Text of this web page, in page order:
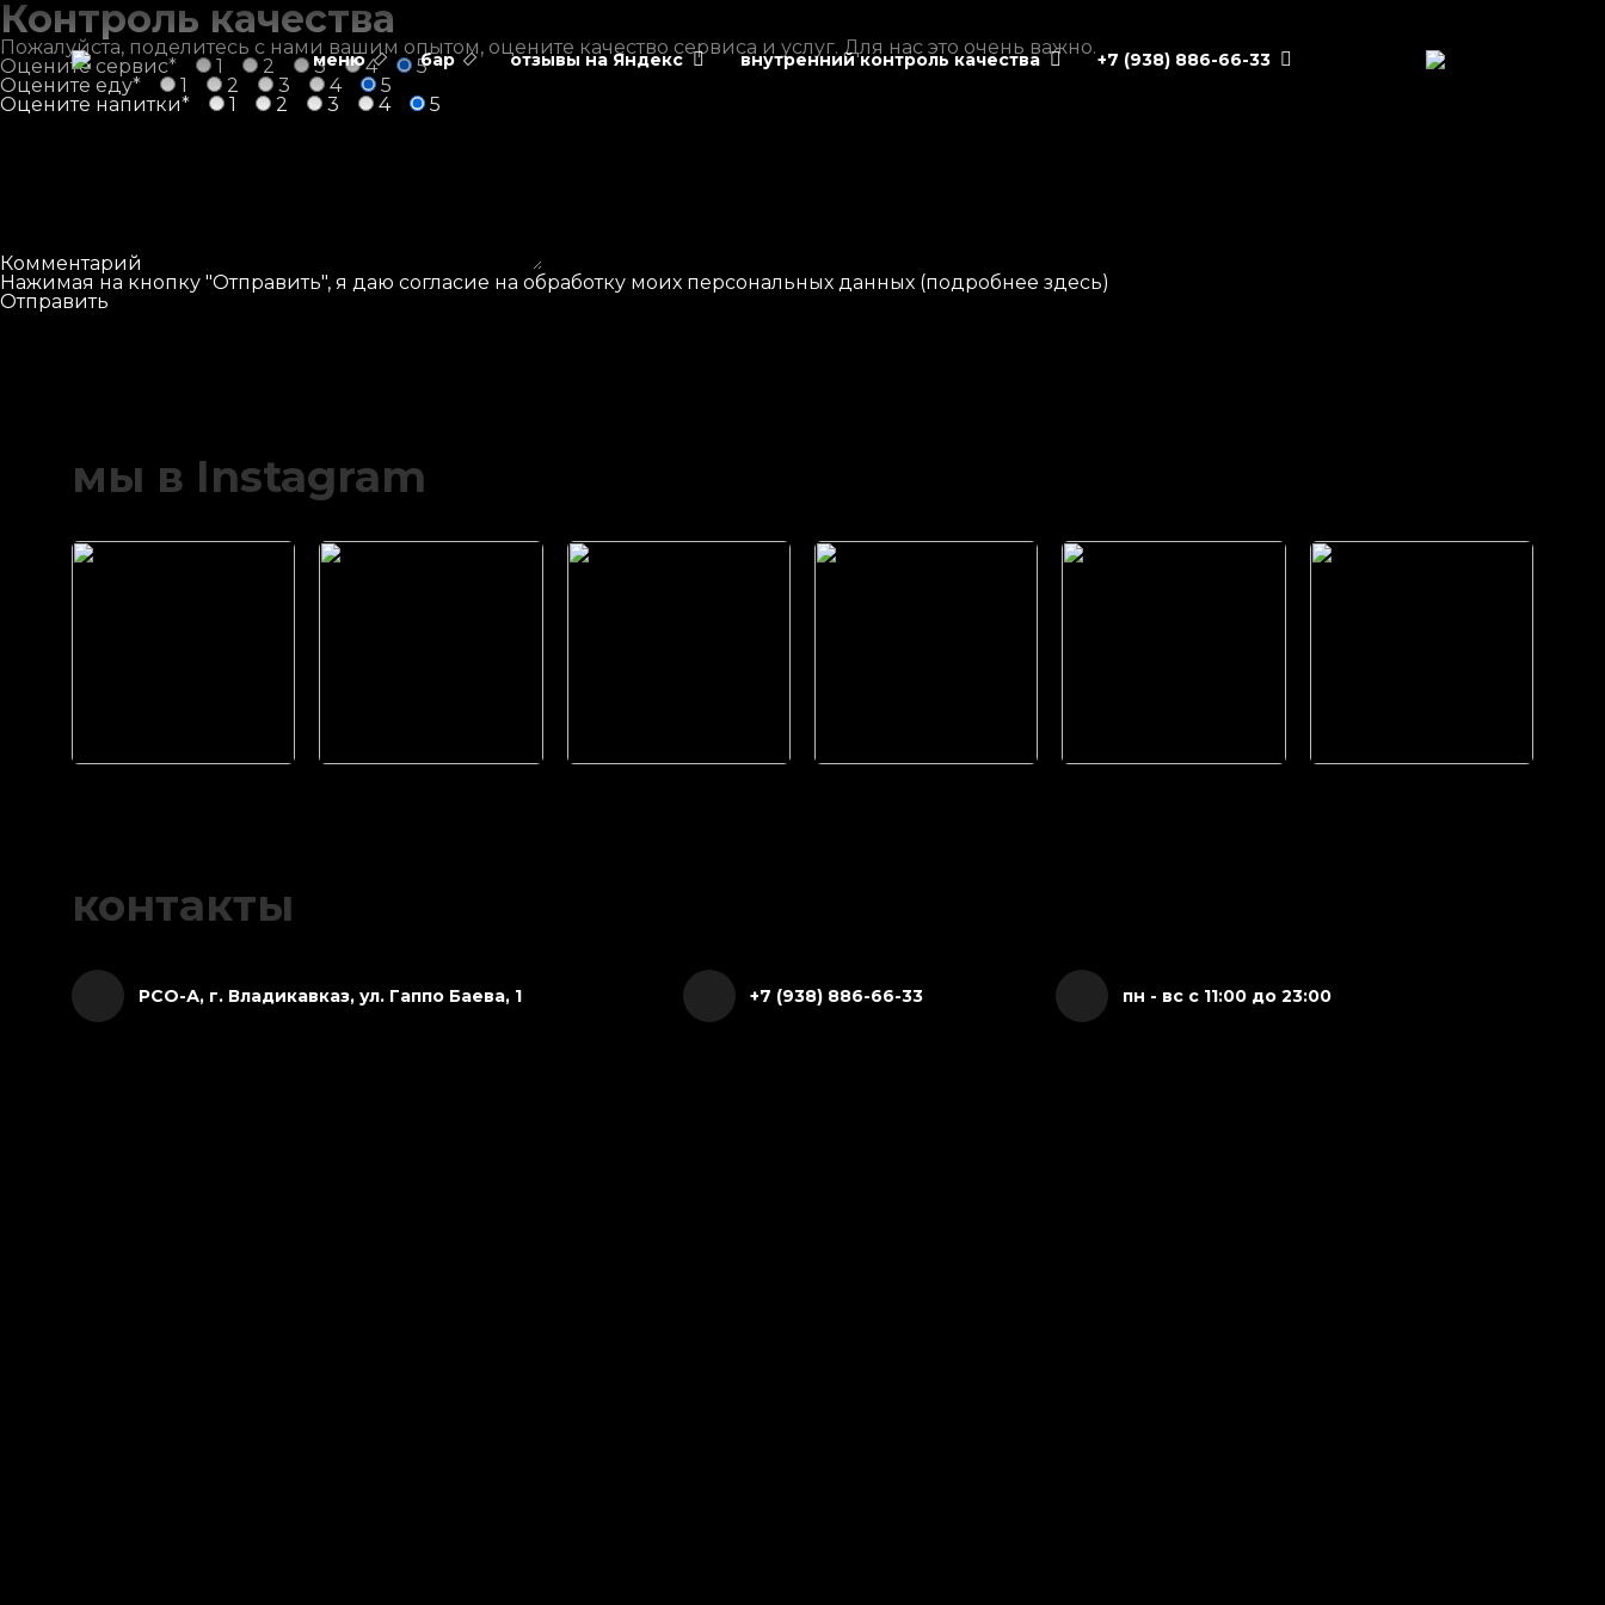
меню бар отзывы на Яндекс внутренний контроль качества +7 (938) 886-66-33
Контроль качества
Пожалуйста, поделитесь с нами вашим опытом, оцените качество сервиса и услуг. Для нас это очень важно.
Оцените сервис*
1 2 3 4
5
Оцените еду*
1 2 3 4
5
Оцените напитки*
1 2 3 4 5
Комментарий
Нажимая на кнопку "Отправить", я даю согласие на обработку моих персональных данных (подробнее здесь)
Отправить
мы в Instagram
контакты
РСО-А, г. Владикавказ, ул. Гаппо Баева, 1 +7 (938) 886-66-33 пн - вс с 11:00 до 23:00